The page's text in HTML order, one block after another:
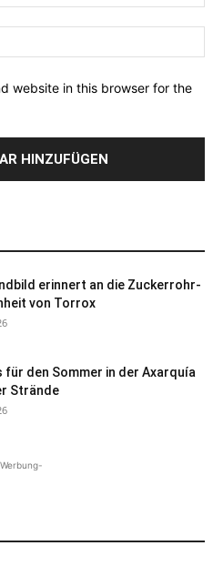
website in this browser for the
erinnert an die Zuckerrohr-
von Torrox
für den Sommer in der Axarquía
Strände